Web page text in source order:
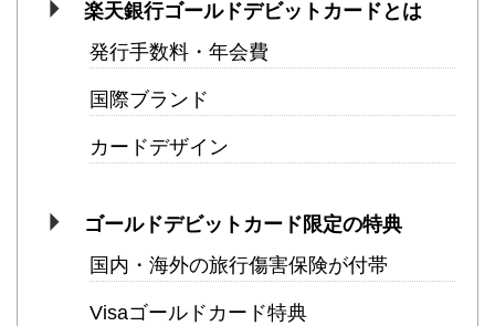
楽天銀行ゴールドデビットカードとは
発行手数料・年会費
国際ブランド
カードデザイン
ゴールドデビットカード限定の特典
国内・海外の旅行傷害保険が付帯
Visaゴールドカード特典